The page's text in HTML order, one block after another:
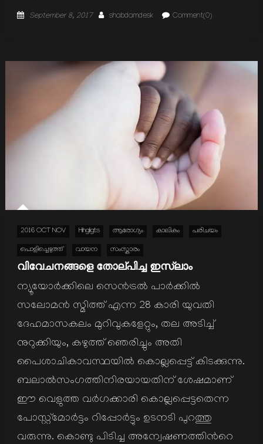
Posted
September 8, 2017 Author
shabdamdesk Comment(0)
2016 OCT NOV Hihgligts ആരോഗ്യം കാലികം പരിചയം
പൊളിച്ചെഴുത്ത് വായന സംസ്കാരം
വിവേചനങ്ങളെ തോല്പിച്ച ഇസ്ലാം
ന്യൂയോര്‍ക്കിലെ സെന്‍ട്രല്‍ പാര്‍ക്കില്‍
സലോമന്‍ സ്മിത്ത് എന്ന 28 കാരി യുവതി
ദേഹമാസകലം മുറിവുകളേറ്റും, തല അടിച്ച്
നുറുക്കിയും, കഴുത്ത് ഞെരിച്ചും അതി
പൈശാചികാവസ്ഥയില്‍ കൊല്ലപ്പെട്ട് കിടക്കുന്നു.
ബലാല്‍സംഗത്തിനിരയായതിന് ശേഷമാണ്
ഈ വെളുത്ത വര്‍ഗക്കാരി കൊല്ലപ്പെട്ടതെന്ന
പോസ്റ്റ്മോര്‍ട്ടം റിപ്പോര്‍ട്ടും ഉടനടി പുറത്തു
വരുന്നു. കൊണ്ടു പിടിച്ച അന്വേഷണത്തിന്‍റെ